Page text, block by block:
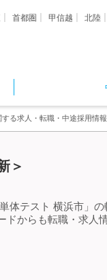
首都圏 甲信越 北陸
る求人・転職・中途採用情報
＞
体テスト 横浜市」
からも転職・求人